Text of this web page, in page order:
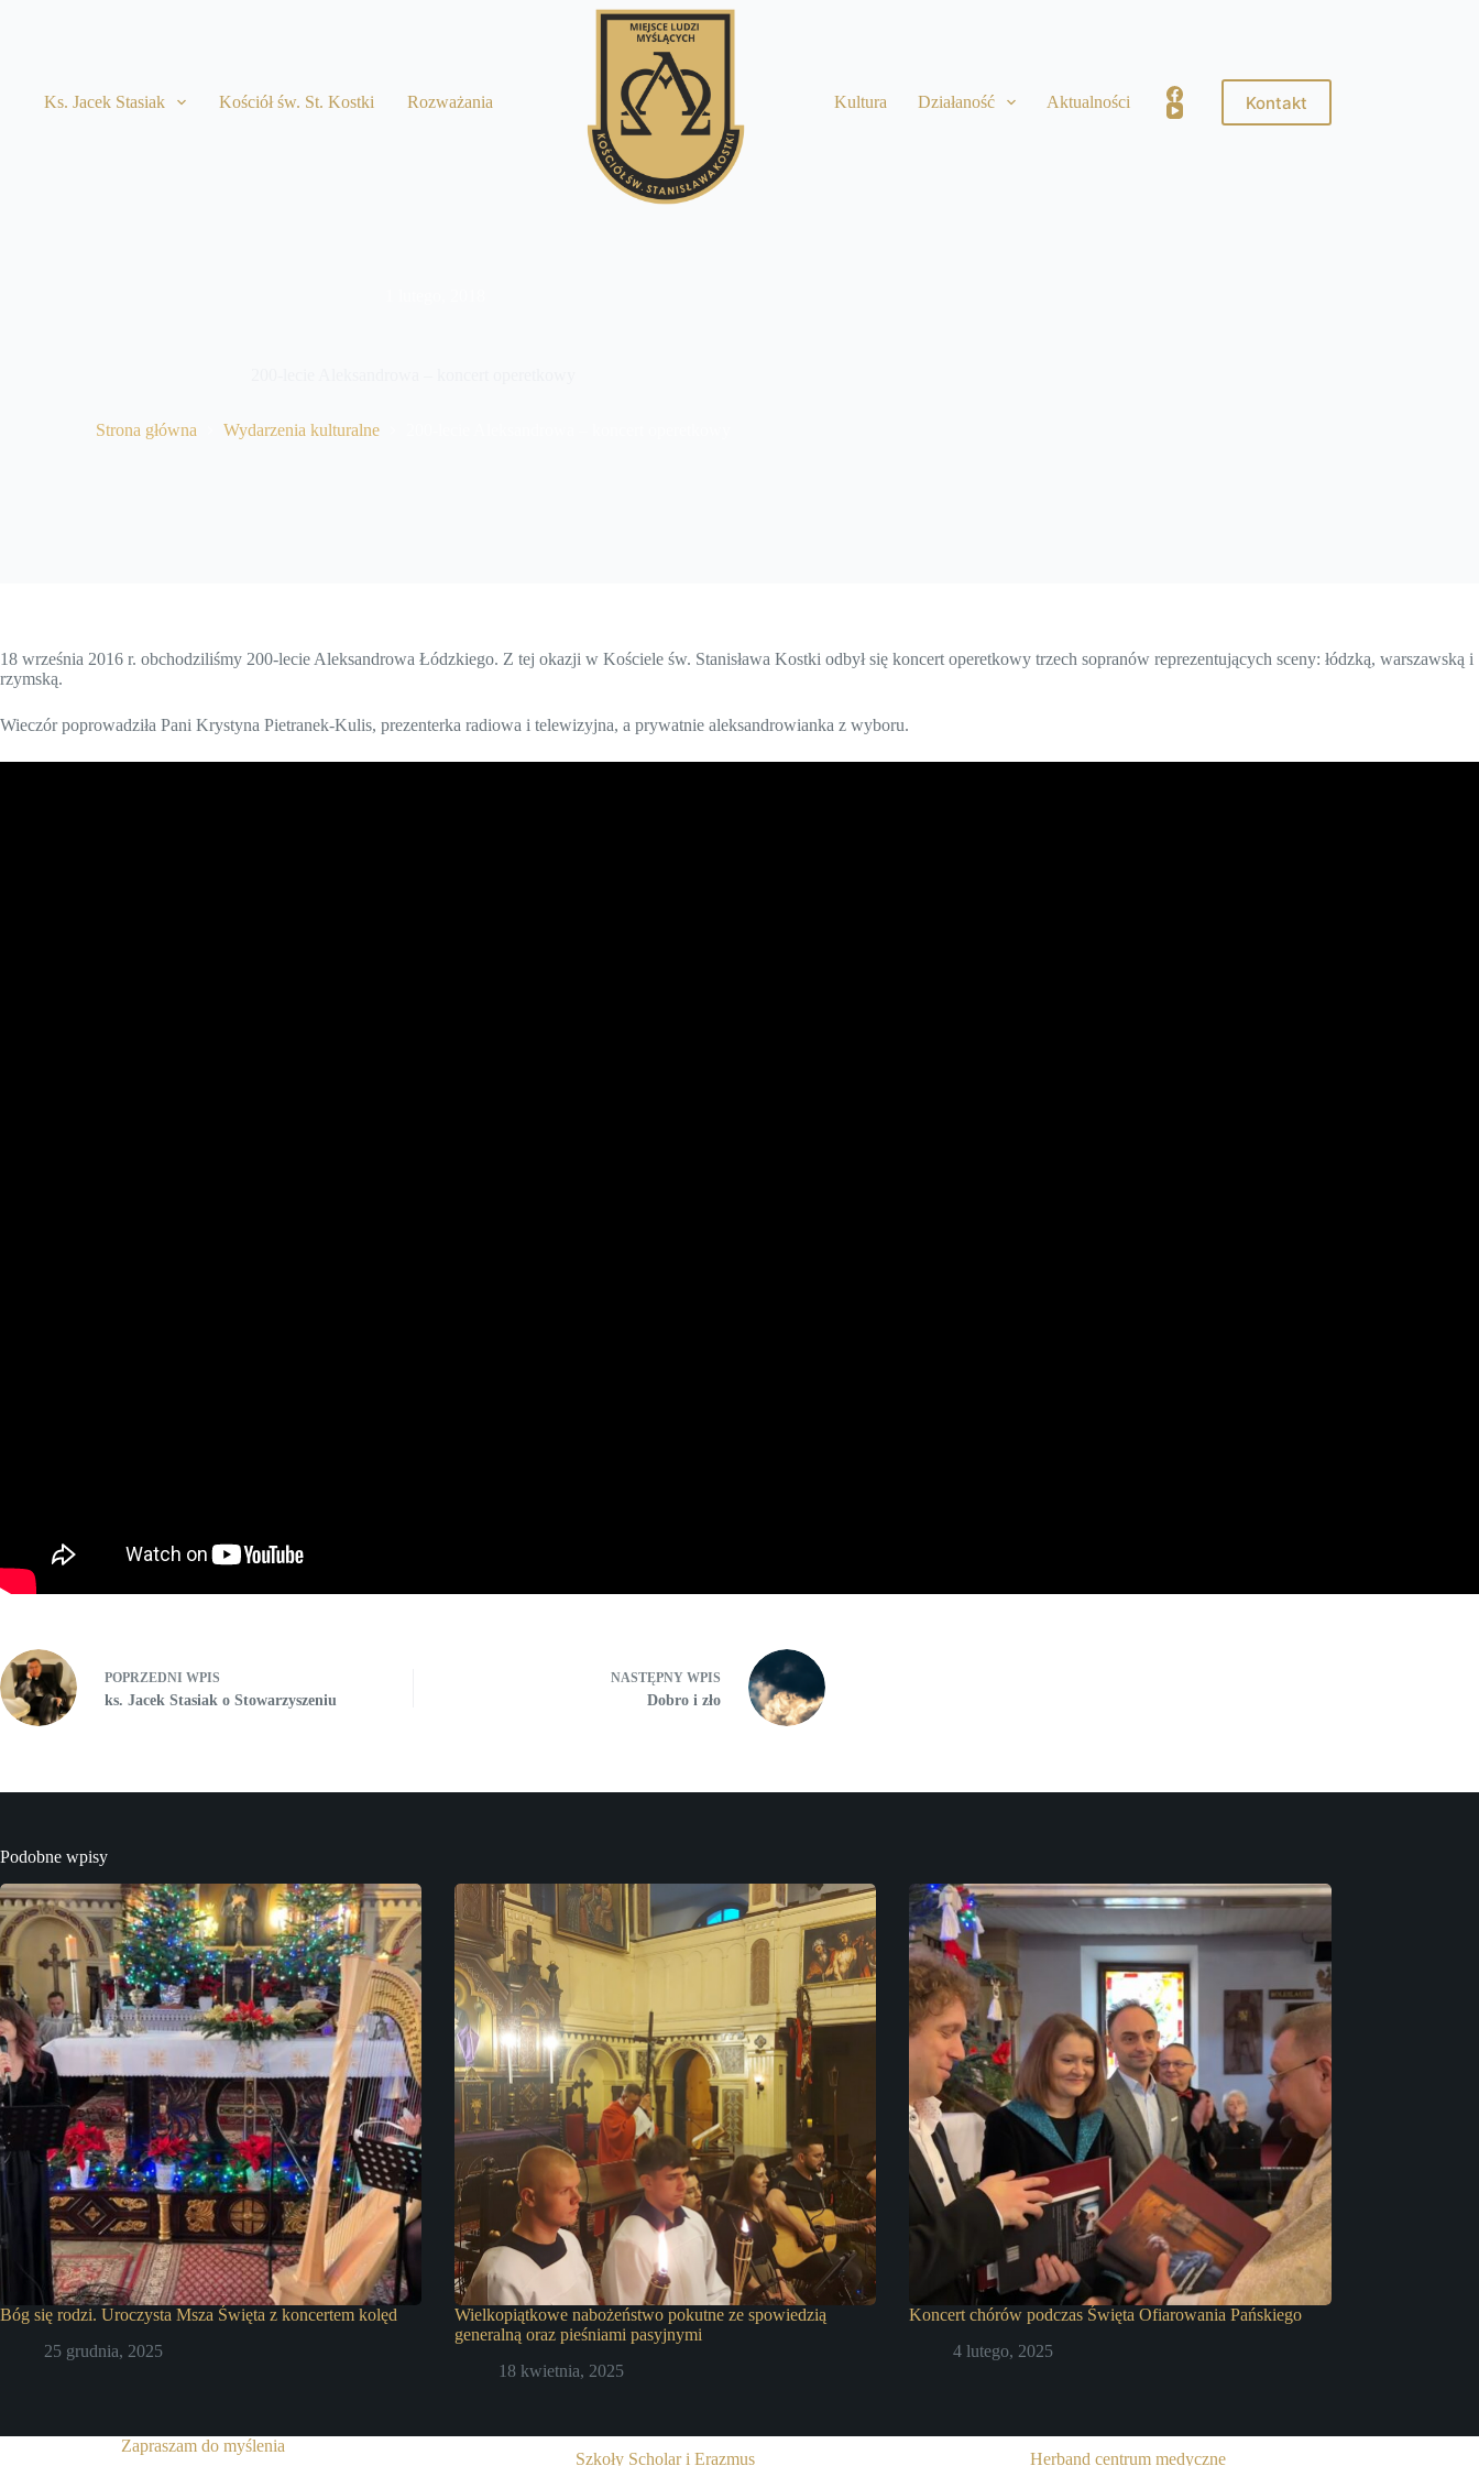
Ks. Jacek Stasiak Kościół św. St. Kostki Rozważania Kultura Działaność Aktualności Kontakt
Strona główna Wydarzenia kulturalne
18 września 2016 r. obchodziliśmy 200-lecie Aleksandrowa Łódzkiego. Z tej okazji w Kościele św. Stanisława Kostki odbył się koncert operetkowy trzech sopranów reprezentujących sceny: łódzką, warszawską i
rzymską.
Wieczór poprowadziła Pani Krystyna Pietranek-Kulis, prezenterka radiowa i telewizyjna, a prywatnie aleksandrowianka z wyboru.
POPRZEDNI WPIS
ks. Jacek Stasiak o Stowarzyszeniu
NASTĘPNY WPIS
Dobro i zło
Podobne wpisy
Bóg się rodzi. Uroczysta Msza Święta z koncertem kolęd
25 grudnia, 2025
Wielkopiątkowe nabożeństwo pokutne ze spowiedzią
generalną oraz pieśniami pasyjnymi
18 kwietnia, 2025
Koncert chórów podczas Święta Ofiarowania Pańskiego
4 lutego, 2025
Zapraszam do myślenia
Szkoły Scholar i Erazmus Herband centrum medyczne